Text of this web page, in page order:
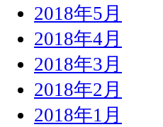
2018年5月
2018年4月
2018年3月
2018年2月
2018年1月